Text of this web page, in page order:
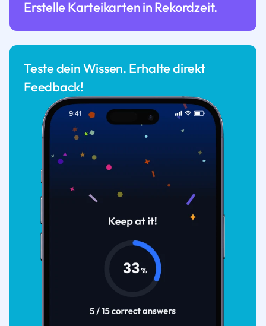
Erstelle Karteikarten in Rekordzeit.
Teste dein Wissen. Erhalte direkt
Feedback!